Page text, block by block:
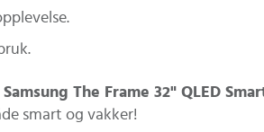
Samsung The Frame 32" QLED
smart og vakker!